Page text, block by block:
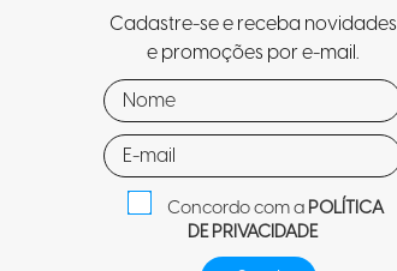
Cadastre-se e receba novidades
e promoções por e-mail.
Concordo com aPOLÍTICA
DE PRIVACIDADE